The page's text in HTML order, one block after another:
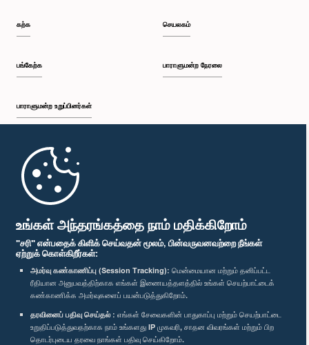
உங்கள் அந்தரங்கத்தை நாம் மதிக்கிறோம்
"சரி" என்பதைக் கிளிக் செய்வதன் மூலம், பின்வருவனவற்றை நீங்கள்
ஏற்றுக் கொள்கிறீர்கள்:
அமர்வு கண்காணிப்பு (Session Tracking): மென்மையான மற்றும் தனிப்பட்ட
ரீதியான அனுபவத்திற்காக எங்கள் இணையத்தளத்தில் உங்கள் செயற்பாட்டைக்
கண்காணிக்க அமர்வுகளைப் பயன்படுத்துகிறோம்.
தரவினைப் பதிவு செய்தல் : எங்கள் சேவைகளின் பாதுகாப்பு மற்றும் செயற்பாட்டை
உறுதிப்படுத்துவதற்காக நாம் உங்களது IP முகவரி, சாதன விவரங்கள் மற்றும் பிற
தொடர்புடைய தரவை நாங்கள் பதிவு செய்கிறோம்.
கற்க
பங்கேற்க
பாராளுமன்ற உறுப்பினர்கள்
முதற்பக்கம்
செயலகம்
பாராளுமன்ற நேரலை
பாராளுமன்ற கையடக்க செயலி
எம்மை பின்தொடர்க :
விருதுகள்